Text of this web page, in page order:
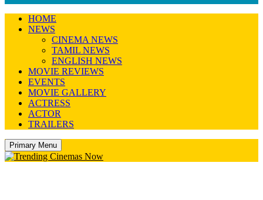
HOME
NEWS
CINEMA NEWS
TAMIL NEWS
ENGLISH NEWS
MOVIE REVIEWS
EVENTS
MOVIE GALLERY
ACTRESS
ACTOR
TRAILERS
Primary Menu